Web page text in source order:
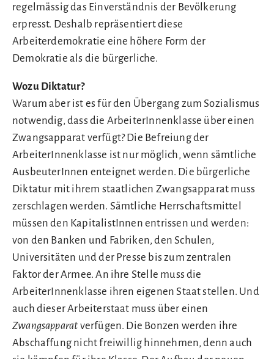
regelmässig das Einverständnis der Bevölkerung
erpresst. Deshalb repräsentiert diese
Arbeiterdemokratie eine höhere Form der
Demokratie als die bürgerliche.
Wozu Diktatur?
Warum aber ist es für den Übergang zum Sozialismus
notwendig, dass die ArbeiterInnenklasse über einen
Zwangsapparat verfügt? Die Befreiung der
ArbeiterInnenklasse ist nur möglich, wenn sämtliche
AusbeuterInnen enteignet werden. Die bürgerliche
Diktatur mit ihrem staatlichen Zwangsapparat muss
zerschlagen werden. Sämtliche Herrschaftsmittel
müssen den KapitalistInnen entrissen und werden:
von den Banken und Fabriken, den Schulen,
Universitäten und der Presse bis zum zentralen
Faktor der Armee. An ihre Stelle muss die
ArbeiterInnenklasse ihren eigenen Staat stellen. Und
auch dieser Arbeiterstaat muss über einen
Zwangsapparat verfügen. Die Bonzen werden ihre
Abschaffung nicht freiwillig hinnehmen, denn auch